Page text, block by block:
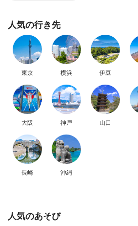
人気の行き先
東京 横浜 伊豆
大阪 神戸 山口
長崎 沖縄
人気のあそび